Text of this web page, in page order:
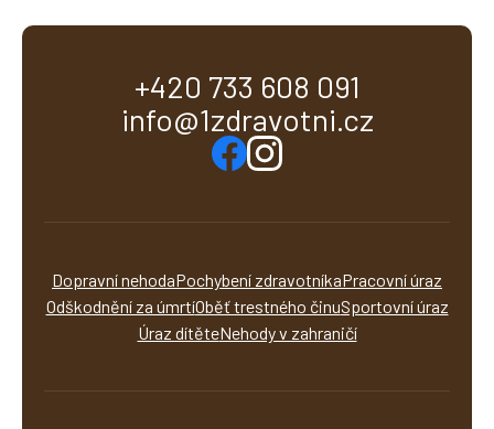
+420 733 608 091
info@1zdravotni.cz
Dopravní nehodaPochybení zdravotníkaPracovní úraz
Odškodnění za úmrtíOběť trestného činuSportovní úraz
Úraz dítěteNehody v zahraničí